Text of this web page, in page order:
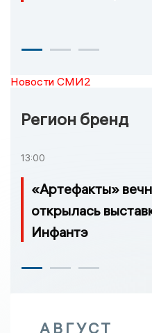
Новости СМИ2
Регион бренд
13:00
«Артефакты»
открылась
Инфантэ
АВГУСТ